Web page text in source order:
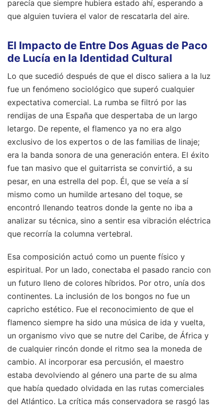
parecía que siempre hubiera estado ahí, esperando a
que alguien tuviera el valor de rescatarla del aire.
El Impacto de Entre Dos Aguas de Paco
de Lucía en la Identidad Cultural
Lo que sucedió después de que el disco saliera a la luz
fue un fenómeno sociológico que superó cualquier
expectativa comercial. La rumba se filtró por las
rendijas de una España que despertaba de un largo
letargo. De repente, el flamenco ya no era algo
exclusivo de los expertos o de las familias de linaje;
era la banda sonora de una generación entera. El éxito
fue tan masivo que el guitarrista se convirtió, a su
pesar, en una estrella del pop. Él, que se veía a sí
mismo como un humilde artesano del toque, se
encontró llenando teatros donde la gente no iba a
analizar su técnica, sino a sentir esa vibración eléctrica
que recorría la columna vertebral.
Esa composición actuó como un puente físico y
espiritual. Por un lado, conectaba el pasado rancio con
un futuro lleno de colores híbridos. Por otro, unía dos
continentes. La inclusión de los bongos no fue un
capricho estético. Fue el reconocimiento de que el
flamenco siempre ha sido una música de ida y vuelta,
un organismo vivo que se nutre del Caribe, de África y
de cualquier rincón donde el ritmo sea la moneda de
cambio. Al incorporar esa percusión, el maestro
estaba devolviendo al género una parte de su alma
que había quedado olvidada en las rutas comerciales
del Atlántico. La crítica más conservadora se rasgó las